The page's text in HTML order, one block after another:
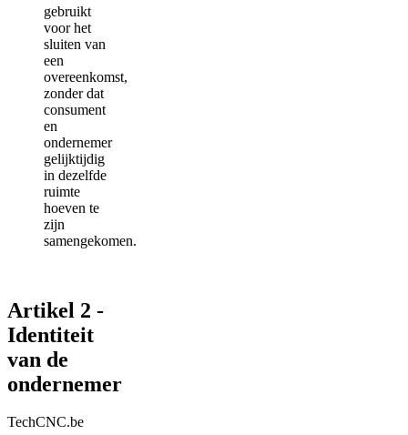
gebruikt
voor het
sluiten van
een
overeenkomst,
zonder dat
consument
en
ondernemer
gelijktijdig
in dezelfde
ruimte
hoeven te
zijn
samengekomen.
Artikel 2 -
Identiteit
van de
ondernemer
TechCNC.be